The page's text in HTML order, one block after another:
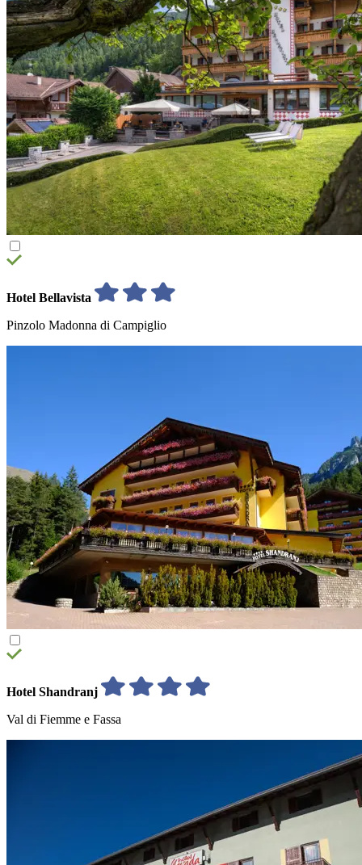
Hotel Bellavista
Pinzolo Madonna di Campiglio
Hotel Shandranj
Val di Fiemme e Fassa